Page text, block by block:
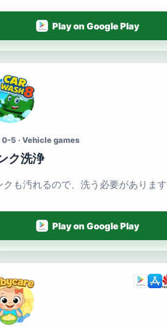
Play on Google Play
0-5 · Vehicle games
ク洗浄
クも汚れるので、洗う必要があります
Play on Google Play